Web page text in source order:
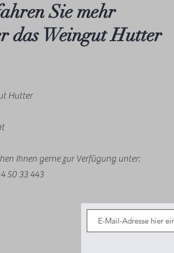
Sie mehr
das Weingut Hutter
Hutter
Ihnen gerne zur Verfügung unter:
50 33 443